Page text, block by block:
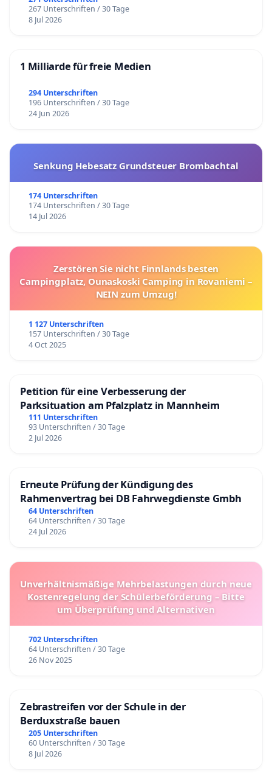
267 Unterschriften / 30 Tage
8 Jul 2026
1 Milliarde für freie Medien
294 Unterschriften
196 Unterschriften / 30 Tage
24 Jun 2026
Senkung Hebesatz Grundsteuer Brombachtal
174 Unterschriften
174 Unterschriften / 30 Tage
14 Jul 2026
Zerstören Sie nicht Finnlands besten
Campingplatz, Ounaskoski Camping in Rovaniemi –
NEIN zum Umzug!
1 127 Unterschriften
157 Unterschriften / 30 Tage
4 Oct 2025
Petition für eine Verbesserung der
Parksituation am Pfalzplatz in Mannheim
111 Unterschriften
93 Unterschriften / 30 Tage
2 Jul 2026
Erneute Prüfung der Kündigung des
Rahmenvertrag bei DB Fahrwegdienste Gmbh
64 Unterschriften
64 Unterschriften / 30 Tage
24 Jul 2026
Unverhältnismäßige Mehrbelastungen durch neue
Kostenregelung der Schülerbeförderung – Bitte
um Überprüfung und Alternativen
702 Unterschriften
64 Unterschriften / 30 Tage
26 Nov 2025
Zebrastreifen vor der Schule in der
Berduxstraße bauen
205 Unterschriften
60 Unterschriften / 30 Tage
8 Jul 2026